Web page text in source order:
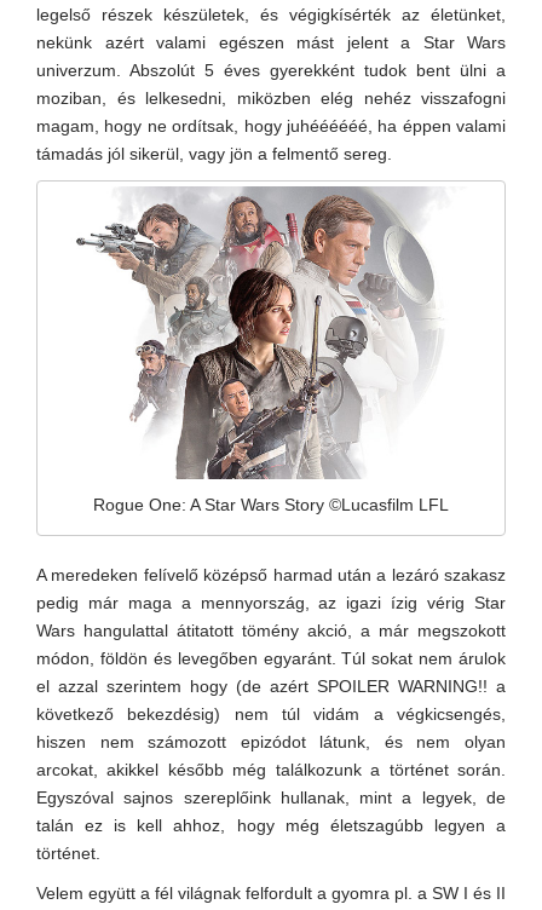
legelső részek készületek, és végigkísérték az életünket,
nekünk azért valami egészen mást jelent a Star Wars
univerzum. Abszolút 5 éves gyerekként tudok bent ülni a
moziban, és lelkesedni, miközben elég nehéz visszafogni
magam, hogy ne ordítsak, hogy juhéééééé, ha éppen valami
támadás jól sikerül, vagy jön a felmentő sereg.
Rogue One: A Star Wars Story ©Lucasfilm LFL
A meredeken felívelő középső harmad után a lezáró szakasz
pedig már maga a mennyország, az igazi ízig vérig Star
Wars hangulattal átitatott tömény akció, a már megszokott
módon, földön és levegőben egyaránt. Túl sokat nem árulok
el azzal szerintem hogy (de azért SPOILER WARNING!! a
következő bekezdésig) nem túl vidám a végkicsengés,
hiszen nem számozott epizódot látunk, és nem olyan
arcokat, akikkel később még találkozunk a történet során.
Egyszóval sajnos szereplőink hullanak, mint a legyek, de
talán ez is kell ahhoz, hogy még életszagúbb legyen a
történet.
Velem együtt a fél világnak felfordult a gyomra pl. a SW I és II